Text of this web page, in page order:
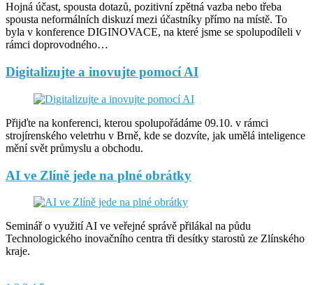
Hojná účast, spousta dotazů, pozitivní zpětná vazba nebo třeba
spousta neformálních diskuzí mezi účastníky přímo na místě. To
byla v konference DIGINOVACE, na které jsme se spolupodíleli v
rámci doprovodného…
Digitalizujte a inovujte pomocí AI
Přijďte na konferenci, kterou spolupořádáme 09.10. v rámci
strojírenského veletrhu v Brně, kde se dozvíte, jak umělá inteligence
mění svět průmyslu a obchodu.
AI ve Zlíně jede na plné obrátky
Seminář o využití AI ve veřejné správě přilákal na půdu
Technologického inovačního centra tři desítky starostů ze Zlínského
kraje.